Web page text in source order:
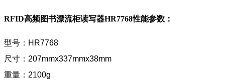
RFID高频图书漂流柜读写器HR7768性能参数：
型号：HR7768
尺寸：207mmx337mmx38mm
重量：2100g